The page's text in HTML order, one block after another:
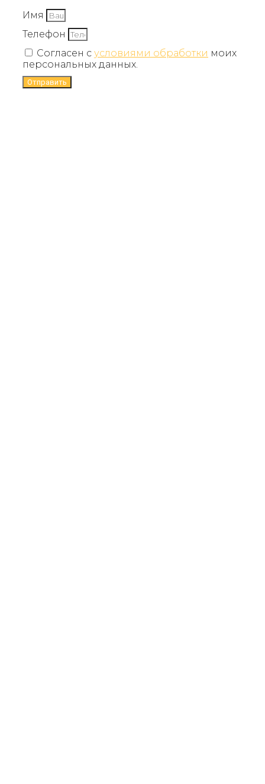
Имя
Телефон
Согласен с условиями обработки моих
персональных данных.
Отправить